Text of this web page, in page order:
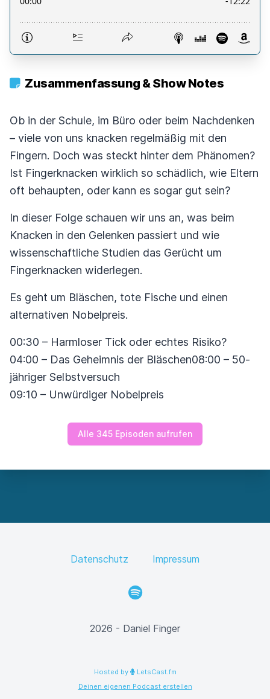
Zusammenfassung & Show Notes
Ob in der Schule, im Büro oder beim Nachdenken
– viele von uns knacken regelmäßig mit den
Fingern. Doch was steckt hinter dem Phänomen?
Ist Fingerknacken wirklich so schädlich, wie Eltern
oft behaupten, oder kann es sogar gut sein?
In dieser Folge schauen wir uns an, was beim
Knacken in den Gelenken passiert und wie
wissenschaftliche Studien das Gerücht um
Fingerknacken widerlegen.
Es geht um Bläschen, tote Fische und einen
alternativen Nobelpreis.
00:30 – Harmloser Tick oder echtes Risiko?
04:00 – Das Geheimnis der Bläschen08:00 – 50-
jähriger Selbstversuch
09:10 – Unwürdiger Nobelpreis
Alle 345 Episoden aufrufen
Datenschutz Impressum
Spotify
2026 - Daniel Finger
Hosted by
LetsCast.fm
Deinen eigenen Podcast erstellen